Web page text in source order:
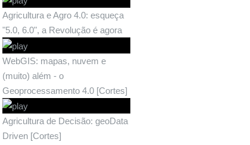
Agricultura e Agro 4.0: esqueça
"5.0, 6.0", a Revolução é agora
WebGIS: mapas, nuvem e
(muito) além - o
Geoprocessamento 4.0 [Cortes]
Agricultura de Decisão: geoData
Driven [Cortes]